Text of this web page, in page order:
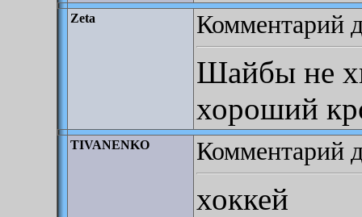
Zeta Комментарий
Шайбы не
хороший
TIVANENKO Комментарий
хоккей